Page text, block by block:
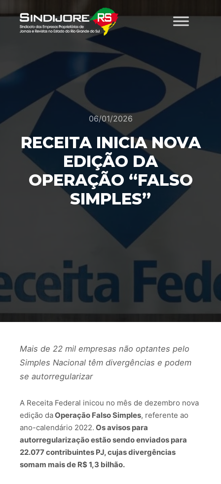
06/01/2026
RECEITA INICIA NOVA
EDIÇÃO DA
OPERAÇÃO “FALSO
SIMPLES”
Mais de 22 mil empresas não optantes pelo
Simples Nacional têm divergências e podem
se autorregularizar
A Receita Federal inicou no mês de dezembro nova
edição daOperação Falso Simples, referente ao
ano-calendário 2022. Os avisos para
autorregularização estão sendo enviados para
22.077 contribuintes PJ, cujas divergências
somam mais de R$ 1,3 bilhão.